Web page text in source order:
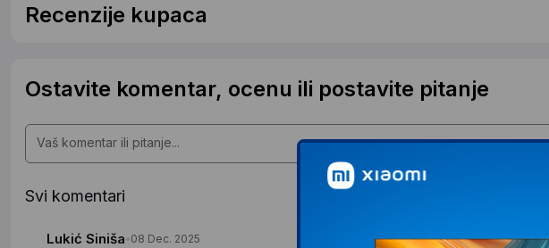
Recenzije kupaca
Ostavite komentar, ocenu ili postavite pitanje
Svi komentari
Lukić Siniša 08 Dec. 2025